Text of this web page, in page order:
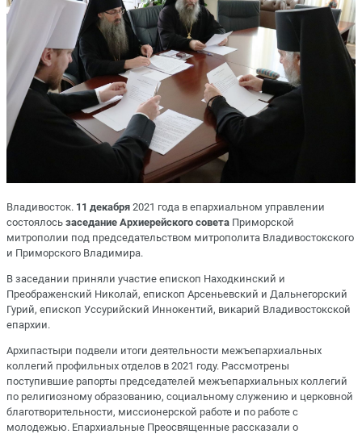
Владивосток. 11 декабря 2021 года в епархиальном управлении
состоялось заседание Архиерейского совета Приморской
митрополии под председательством митрополита Владивостокского
и Приморского Владимира.
В заседании приняли участие епископ Находкинский и
Преображенский Николай, епископ Арсеньевский и Дальнегорский
Гурий, епископ Уссурийский Иннокентий, викарий Владивостокской
епархии.
Архипастыри подвели итоги деятельности межъепархиальных
коллегий профильных отделов в 2021 году. Рассмотрены
поступившие рапорты председателей межъепархиальных коллегий
по религиозному образованию, социальному служению и церковной
благотворительности, миссионерской работе и по работе с
молодежью. Епархиальные Преосвященные рассказали о